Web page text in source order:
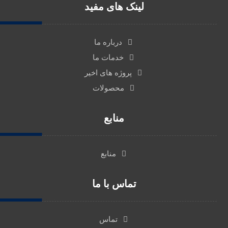
لینک های مفید
درباره ما
خدمات ما
پروژه های اخیر
محصولات
منابع
منابع
تماس با ما
تماس